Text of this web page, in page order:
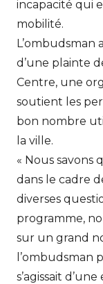
incapacité qui
mobilité.
L’ombudsman
d’une plainte
Centre, une
soutient les
bon nombre
la ville.
« Nous
dans le cadre
diverses
programme,
sur un grand
l’ombudsman
s’agissait